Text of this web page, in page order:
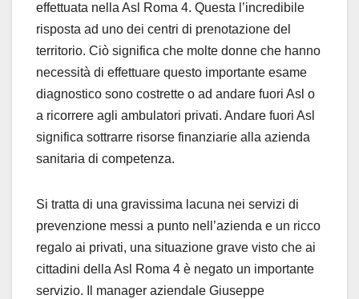
effettuata nella Asl Roma 4. Questa l’incredibile
risposta ad uno dei centri di prenotazione del
territorio. Ciò significa che molte donne che hanno
necessità di effettuare questo importante esame
diagnostico sono costrette o ad andare fuori Asl o
a ricorrere agli ambulatori privati. Andare fuori Asl
significa sottrarre risorse finanziarie alla azienda
sanitaria di competenza.
Si tratta di una gravissima lacuna nei servizi di
prevenzione messi a punto nell’azienda e un ricco
regalo ai privati, una situazione grave visto che ai
cittadini della Asl Roma 4 è negato un importante
servizio. Il manager aziendale Giuseppe